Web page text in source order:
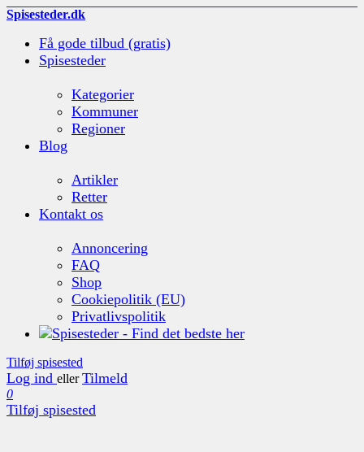
Spisesteder.dk
Få gode tilbud (gratis)
Spisesteder
Kategorier
Kommuner
Regioner
Blog
Artikler
Retter
Kontakt os
Annoncering
FAQ
Shop
Cookiepolitik (EU)
Privatlivspolitik
Tilføj spisested
Log ind eller Tilmeld
0
Tilføj spisested